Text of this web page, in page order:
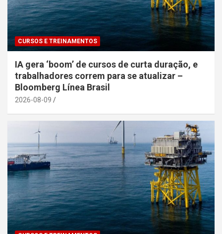
CURSOS E TREINAMENTOS
IA gera ‘boom’ de cursos de curta duração, e
trabalhadores correm para se atualizar –
Bloomberg Línea Brasil
2026-08-09